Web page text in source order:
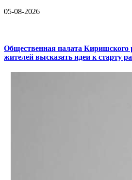
05-08-2026
Общественная палата Киришского
жителей высказать идеи к старту